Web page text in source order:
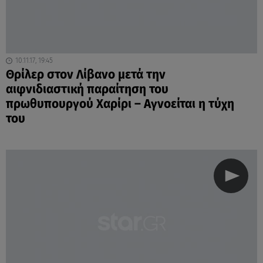
10.11.17, 19:45
Θρίλερ στον Λίβανο μετά την
αιφνιδιαστική παραίτηση του
πρωθυπουργού Χαρίρι – Αγνοείται η τύχη
του